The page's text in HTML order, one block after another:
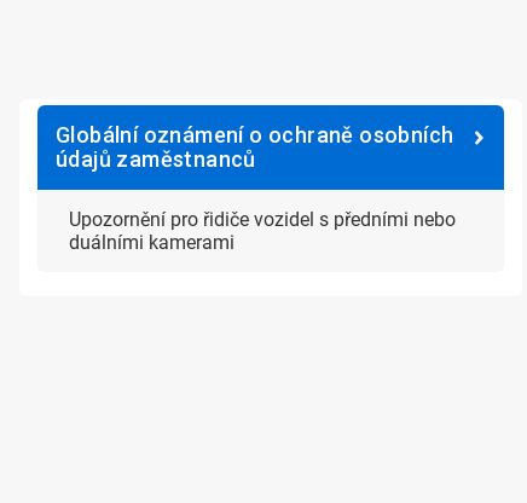
Globální oznámení o ochraně osobních
údajů zaměstnanců
Upozornění pro řidiče vozidel s předními nebo
duálními kamerami